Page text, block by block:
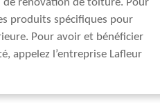
de rénovation de toiture. Pour
produits spécifiques pour
Pour avoir et bénéficier
appelez l’entreprise Lafleur